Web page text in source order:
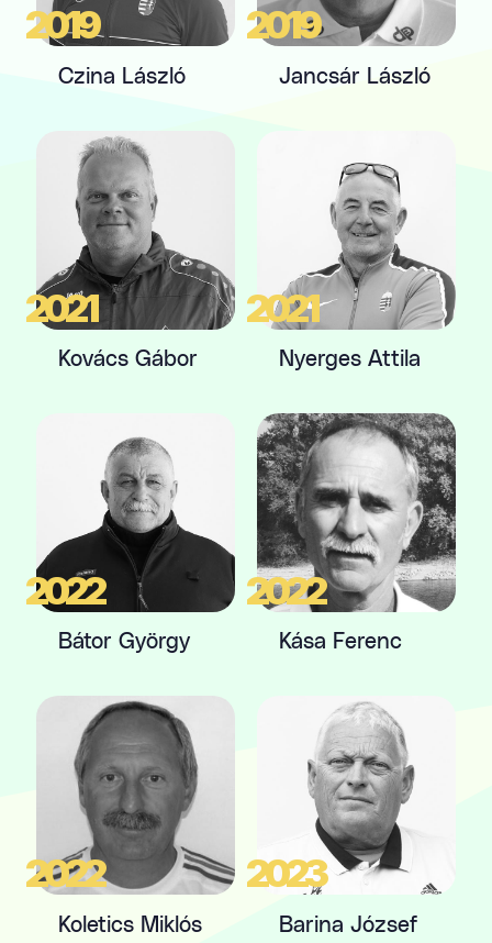
2019
Czina László
2019
Jancsár László
2021
Kovács Gábor
2021
Nyerges Attila
2022
Bátor György
2022
Kása Ferenc
2022
Koletics Miklós
2023
Barina József